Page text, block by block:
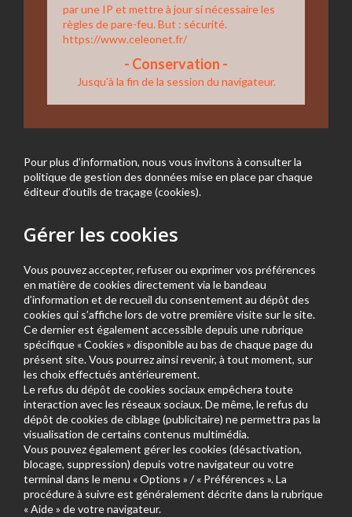
par une IP et mettre à jour si nécessaire les
règles de pare-feu. But : sécurité.
https://www.celeonet.fr/
Jusqu'à la fin de la session du navigateur.
Pour plus d’information, nous vous invitons à consulter la
politique de gestion des données mise en place par chaque
éditeur d’outils de traçage (cookies).
Gérer les cookies
Vous pouvez accepter, refuser ou exprimer vos préférences
en matière de cookies directement via le bandeau
d’information et de recueil du consentement au dépôt des
cookies qui s’affiche lors de votre première visite sur le site.
Ce dernier est également accessible depuis une rubrique
spécifique « Cookies » disponible au bas de chaque page du
présent site. Vous pourrez ainsi revenir, à tout moment, sur
les choix effectués antérieurement.
Le refus du dépôt de cookies sociaux empêchera toute
interaction avec les réseaux sociaux. De même, le refus du
dépôt de cookies de ciblage (publicitaire) ne permettra pas la
visualisation de certains contenus multimédia.
Vous pouvez également gérer les cookies (désactivation,
blocage, suppression) depuis votre navigateur ou votre
terminal dans le menu « Options » / « Préférences ». La
procédure à suivre est généralement décrite dans la rubrique
« Aide » de votre navigateur.